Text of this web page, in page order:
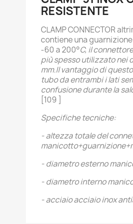
RESISTENTE
CLAMP CONNECTOR
contiene una
-60 a 200°C, il
più spesso utilizzato nei
mm.Il vantaggio di
tubo da entrambi i lati
confusione durante la
[109 ]
Specifiche tecniche:
- altezza totale del
- diametro esterno
- diametro interno
- acciaioacciaio inox